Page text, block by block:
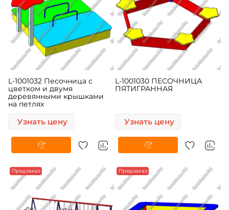
L-1001032 Песочница с
цветком и двумя
деревянными крышками
на петлях
Узнать цену
L-1001030 ПЕСОЧНИЦА
ПЯТИГРАННАЯ
Узнать цену
Предзаказ Предзаказ